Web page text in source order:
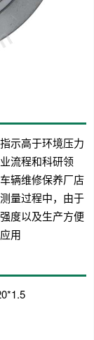
示高于环境压力
流程和科研领
辆维修保养厂店
量过程中，由于
度以及生产方便
用